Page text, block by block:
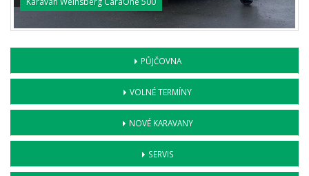
PŮJČOVNA
VOLNÉ TERMÍNY
NOVÉ KARAVANY
SERVIS